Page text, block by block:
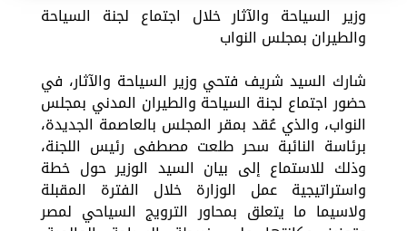
وزير السياحة والآثار خلال اجتماع لجنة السياحة
والطيران بمجلس النواب
شارك السيد شريف فتحي وزير السياحة والآثار، في
حضور اجتماع لجنة السياحة والطيران المدني بمجلس
النواب، والذي عُقد بمقر المجلس بالعاصمة الجديدة،
برئاسة النائبة سحر طلعت مصطفى رئيس اللجنة،
وذلك للاستماع إلى بيان السيد الوزير حول خطة
واستراتيجية عمل الوزارة خلال الفترة المقبلة
ولاسيما ما يتعلق بمحاور الترويج السياحي لمصر